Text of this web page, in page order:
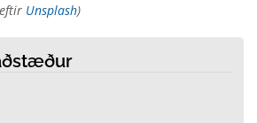
Unsplash)